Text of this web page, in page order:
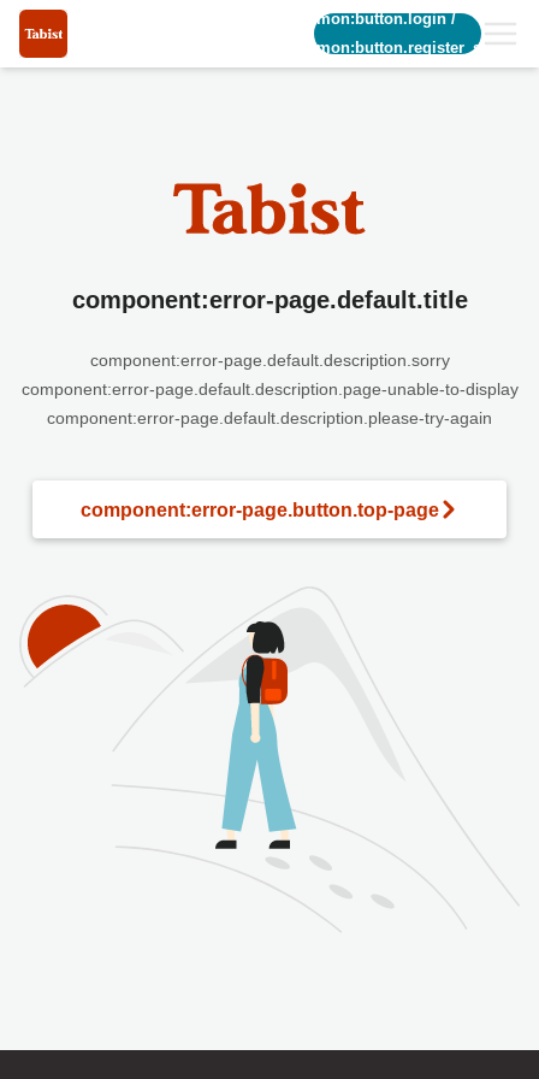
common:button.login/
common:button.register_short
component:error-page.default.title
component:error-page.default.description.sorry
component:error-page.default.description.page-unable-to-display
component:error-page.default.description.please-try-again
component:error-page.button.top-page